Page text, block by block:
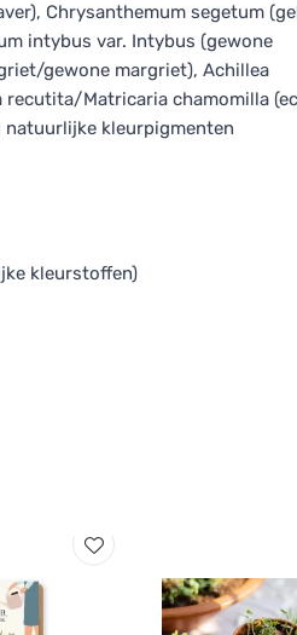
Chrysanthemum segetum
intybus var. Intybus (gewone
gewone margriet), Achillea
recutita/Matricaria chamomilla
natuurlijke kleurpigmenten
kleurstoffen)